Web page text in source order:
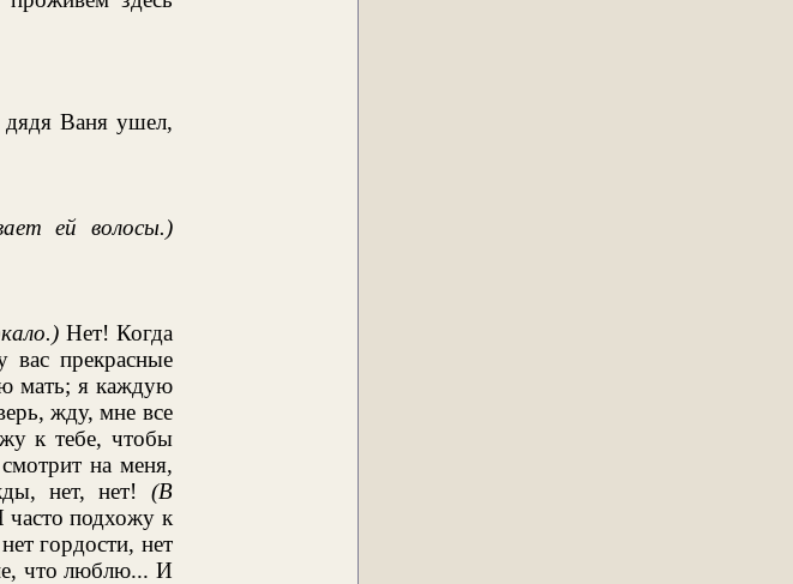
Ваня ушел,
ей волосы.)
Нет! Когда
вас прекрасные
мать; я каждую
жду, мне все
к тебе, чтобы
на меня,
нет, нет! (В
подхожу к
гордости, нет
что люблю... И